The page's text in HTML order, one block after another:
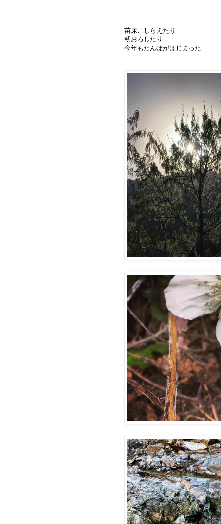
苗床こしらえたり
籾おろしたり
今年もたんぼがはじまった